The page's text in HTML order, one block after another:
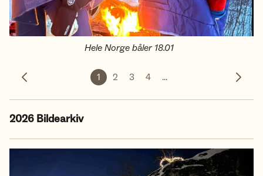
Hele Norge båler 18.01
Forrige bilde
1 2 3 4 ...
2026 Bildearkiv